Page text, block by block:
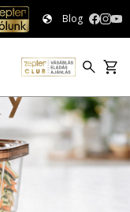
Blog